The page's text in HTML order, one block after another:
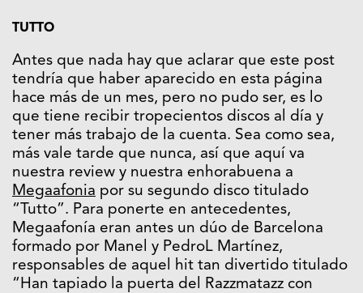
TUTTO
Antes que nada hay que aclarar que este post
tendría que haber aparecido en esta página
hace más de un mes, pero no pudo ser, es lo
que tiene recibir tropecientos discos al día y
tener más trabajo de la cuenta. Sea como sea,
más vale tarde que nunca, así que aquí va
nuestra review y nuestra enhorabuena a
Megaafonia por su segundo disco titulado
“Tutto”. Para ponerte en antecedentes,
Megaafonía eran antes un dúo de Barcelona
formado por Manel y PedroL Martínez,
responsables de aquel hit tan divertido titulado
“Han tapiado la puerta del Razzmatazz con